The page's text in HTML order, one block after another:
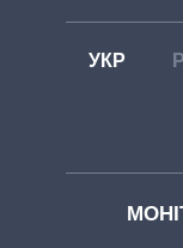
УКР